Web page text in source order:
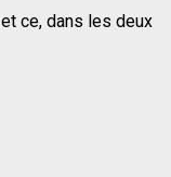
et ce, dans les deux